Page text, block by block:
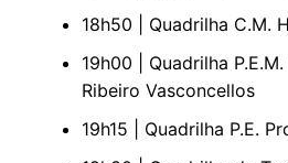
18h50 | Quadrilha C.M.
19h00 | Quadrilha
Ribeiro Vasconcellos
19h15 | Quadrilha P.E.